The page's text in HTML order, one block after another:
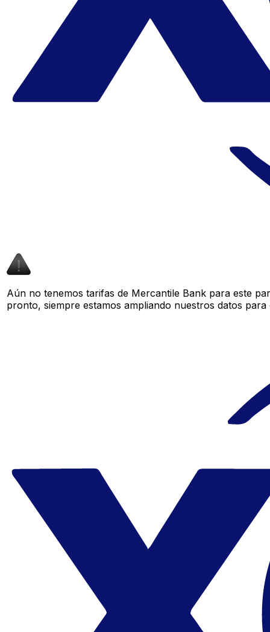
Aún no tenemos tarifas de Mercantile Bank para este
pronto, siempre estamos ampliando nuestros datos